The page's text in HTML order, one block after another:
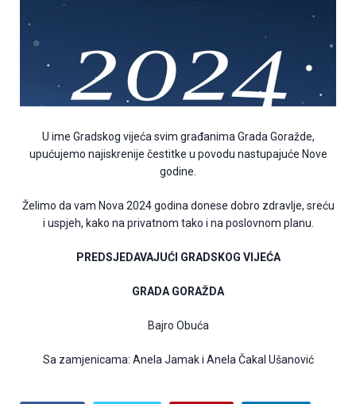
U ime Gradskog vijeća svim građanima Grada Goražde,
upućujemo najiskrenije čestitke u povodu nastupajuće Nove
godine.
Želimo da vam Nova 2024 godina donese dobro zdravlje, sreću
i uspjeh, kako na privatnom tako i na poslovnom planu.
PREDSJEDAVAJUĆI GRADSKOG VIJEĆA
GRADA GORAŽDA
Bajro Obuća
Sa zamjenicama: Anela Jamak i Anela Čakal Ušanović